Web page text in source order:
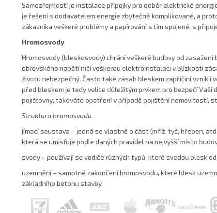
Samozřejmostí je instalace přípojky pro odběr elektrické
je řešení s dodavatelem energie zbytečně komplikované, a
zákazníka veškeré problémy a papírování s tím spojené, s
Hromosvody
Hromosvody (bleskosvody) chrání veškeré budovy od zasažení
obrovského napětí ničí veškerou elektroinstalaci v blízkosti
životu nebezpečný. Často také zásah bleskem zapříčiní vznik i
před bleskem je tedy velice důležitým prvkem pro bezpečí Vaší
pojišťovny, takováto opatření v případě pojištění nemovitostí,
Struktura hromosvodu
jímací soustava – jedná se vlastně o část (mříž, tyč, hřeben,
která se umisťuje podle daných pravidel na nejvyšší místo
svody – používají se vodiče různých typů, které svedou blesk
uzemnění – samotné zakončení hromosvodu, které blesk
základního betonu stavby